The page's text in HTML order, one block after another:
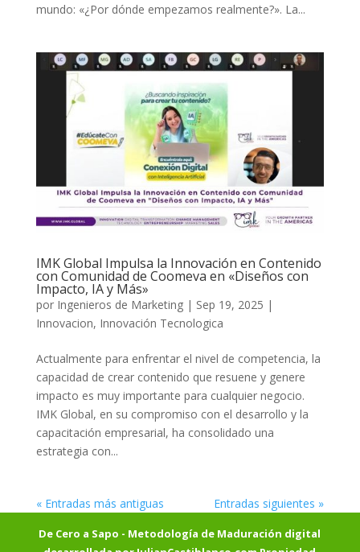
mundo: «¿Por dónde empezamos realmente?». La...
IMK Global Impulsa la Innovación en Contenido
con Comunidad de Coomeva en «Diseños con
Impacto, IA y Más»
por Ingenieros de Marketing| Sep 19, 2025 |
Innovacion, Innovación Tecnologica
Actualmente para enfrentar el nivel de competencia, la
capacidad de crear contenido que resuene y genere
impacto es muy importante para cualquier negocio.
IMK Global, en su compromiso con el desarrollo y la
capacitación empresarial, ha consolidado una
estrategia con...
« Entradas más antiguas Entradas siguientes »
De Cero a Sapo - Metodología de Maduración digital